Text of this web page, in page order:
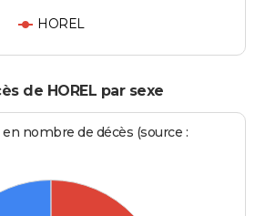
HOREL
de HOREL par sexe
nombre de décès (source :